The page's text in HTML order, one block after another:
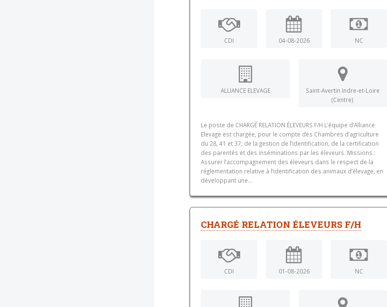
CDI 04-08-2026 NC
ALLIANCE ELEVAGE
Saint-Avertin Indre-et-Loire
(Centre)
Le poste de CHARGÉ RELATION ÉLEVEURS F/H L’équipe d’Alliance
Elevage est chargée, pour le compte des Chambres d’agriculture
du 28, 41 et 37, de la gestion de l’identification, de la certification
des parentés et des inséminations par les éleveurs. Missions :
Assurer l’accompagnement des éleveurs dans le respect de la
réglementation relative à l’identification des animaux d’élevage, en
développant une...
CHARGÉ RELATION ÉLEVEURS F/H
CDI 01-08-2026 NC